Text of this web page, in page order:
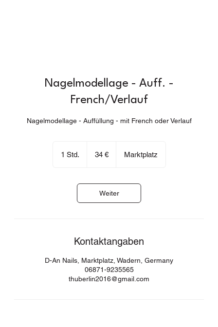
Nagelmodellage - Auff. -
French/Verlauf
Nagelmodellage - Auffüllung - mit French oder Verlauf
1 Std.
d
34 € Marktplatz
Weiter
Kontaktangaben
D-An Nails, Marktplatz, Wadern, Germany
06871-9235565
thuberlin2016@gmail.com